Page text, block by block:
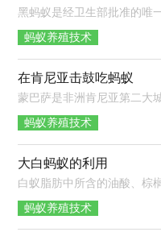
蚂蚁养殖技术
在肯尼亚击鼓吃蚂蚁
蚂蚁养殖技术
大白蚂蚁的利用
蚂蚁养殖技术